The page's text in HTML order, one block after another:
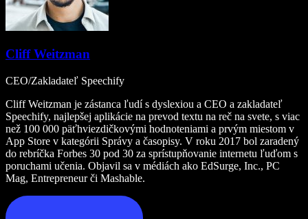
Cliff Weitzman
CEO/Zakladateľ Speechify
Cliff Weitzman je zástanca ľudí s dyslexiou a CEO a zakladateľ
Speechify, najlepšej aplikácie na prevod textu na reč na svete, s viac
než 100 000 päťhviezdičkovými hodnoteniami a prvým miestom v
App Store v kategórii Správy a časopisy. V roku 2017 bol zaradený
do rebríčka Forbes 30 pod 30 za sprístupňovanie internetu ľuďom s
poruchami učenia. Objavil sa v médiách ako EdSurge, Inc., PC
Mag, Entrepreneur či Mashable.